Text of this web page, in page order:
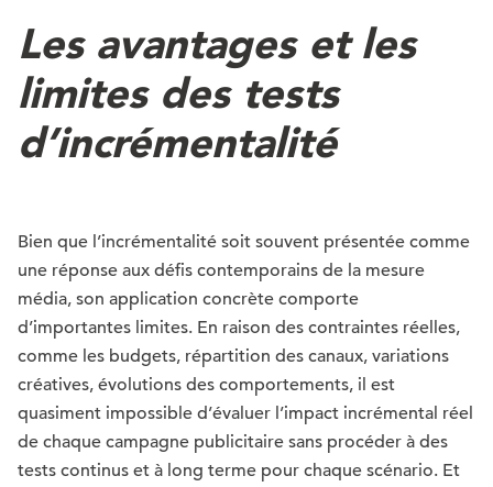
Les avantages et les
limites des tests
d’incrémentalité
Bien que l’incrémentalité soit souvent présentée comme
une réponse aux défis contemporains de la mesure
média, son application concrète comporte
d’importantes limites. En raison des contraintes réelles,
comme les budgets, répartition des canaux, variations
créatives, évolutions des comportements, il est
quasiment impossible d’évaluer l’impact incrémental réel
de chaque campagne publicitaire sans procéder à des
tests continus et à long terme pour chaque scénario. Et